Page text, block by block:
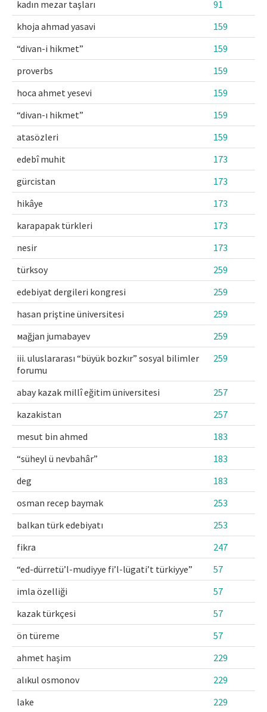
kadın mezar taşları
91
khoja ahmad yasavi
159
“divan-i hikmet”
159
proverbs
159
hoca ahmet yesevi
159
“divan-ı hikmet”
159
atasözleri
159
edebî muhit
173
gürcistan
173
hikâye
173
karapapak türkleri
173
nesir
173
türksoy
259
edebiyat dergileri kongresi
259
hasan priştine üniversitesi
259
маğjan jumabayev
259
iii. uluslararası “büyük bozkır” sosyal bilimler
forumu
259
abay kazak millî eğitim üniversitesi
257
kazakistan
257
mesut bin ahmed
183
“süheyl ü nevbahâr”
183
deg
183
osman recep baymak
253
balkan türk edebiyatı
253
fikra
247
“ed-dürretü’l-mudiyye fi’l-lügati’t türkiyye”
57
imla özelliği
57
kazak türkçesi
57
ön türeme
57
ahmet haşim
229
alıkul osmonov
229
lake
229